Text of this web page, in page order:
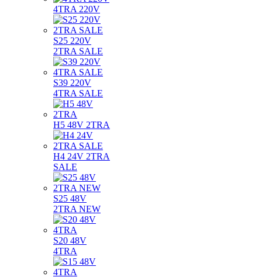
4TRA 220V
S25 220V
2TRA SALE
S39 220V
4TRA SALE
H5 48V 2TRA
H4 24V 2TRA
SALE
S25 48V
2TRA NEW
S20 48V
4TRA